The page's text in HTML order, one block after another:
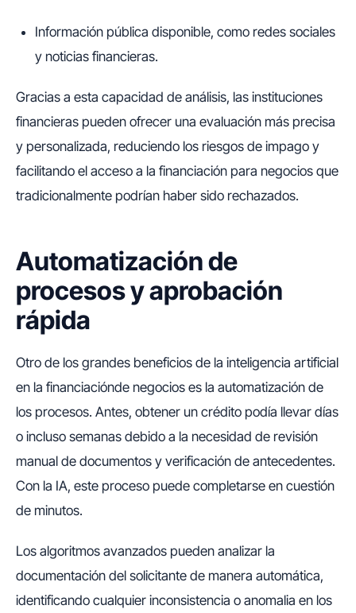
Información pública disponible, como redes sociales
y noticias financieras.
Gracias a esta capacidad de análisis, las instituciones
financieras pueden ofrecer una evaluación más precisa
y personalizada, reduciendo los riesgos de impago y
facilitando el acceso a la financiación para negocios que
tradicionalmente podrían haber sido rechazados.
Automatización de
procesos y aprobación
rápida
Otro de los grandes beneficios de la inteligencia artificial
en la financiaciónde negocios es la automatización de
los procesos. Antes, obtener un crédito podía llevar días
o incluso semanas debido a la necesidad de revisión
manual de documentos y verificación de antecedentes.
Con la IA, este proceso puede completarse en cuestión
de minutos.
Los algoritmos avanzados pueden analizar la
documentación del solicitante de manera automática,
identificando cualquier inconsistencia o anomalia en los